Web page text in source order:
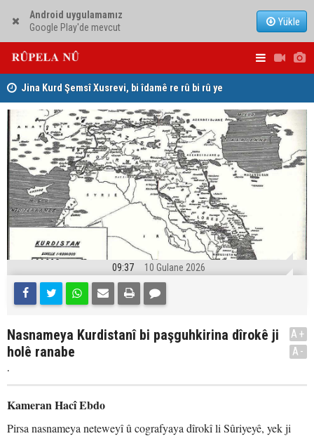
Android uygulamamız
Google Play'de mevcut
Yükle
Jina Kurd Şemsî Xusrevi, bi îdamê re rû bi rû ye
hewldana
09:37 10 Gulane 2026
Nasnameya Kurdistanî bi paşguhkirina dîrokê ji
holê ranabe
.
A+
A-
Kameran Hacî Ebdo
Pirsa nasnameya neteweyî û cografyaya dîrokî li Sûriyeyê, yek ji